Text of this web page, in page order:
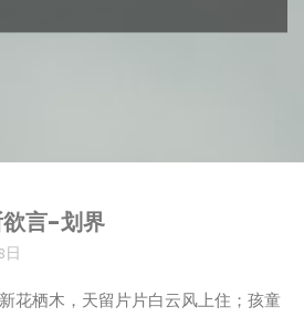
言-划界
日
花栖木，天留片片白云风上住；孩童